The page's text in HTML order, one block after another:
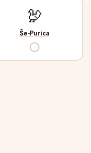
🦃
Še-Purica